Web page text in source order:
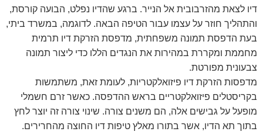
דיו לצאת מהזרבובית אל הנייר. ברגע שהדיו נפלט, הבועה קורסת,
והתהליך חוזר על עצמו עבור הטיפה הבאה. לדוגמה, במשרד ביתי,
בעת הדפסת תמונה משפחתית, מדפסת הזרקת דיו תרמית
מחממת ומקררת במהירות את הנגדים הללו כדי ליצור תמונה
צבעונית מפורטת.
מדפסות הזרקת דיו פיזואלקטריות, לעומת זאת, משתמשות
בקריסטלים פיזואלקטריים בראש ההדפסה. כאשר זרם חשמלי
מופעל על גבישים אלה, הם משנים צורה. שינוי צורה זה יוצר לחץ
בתוך תא הדיו, אשר בתורו מאלץ טיפות דיו החוצה מהחרירים.